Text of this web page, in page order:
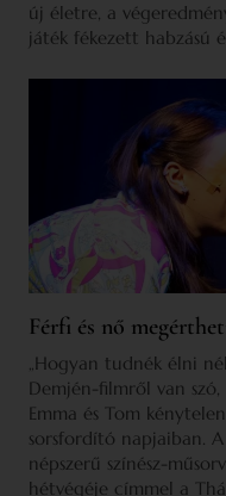
új életre, a
játék fékezett habzású
Férfi és nő
„Hogyan tudnék élni
Demjén-filmről van
Emma és Tom
sorsfordító napjaiban.
népszerű színész-
hétvégéje címmel a